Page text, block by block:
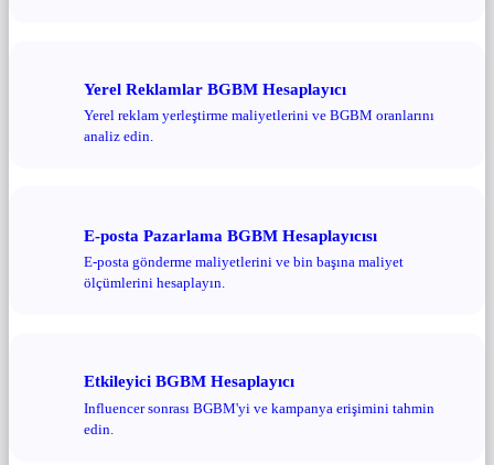
Yerel Reklamlar BGBM Hesaplayıcı
Yerel reklam yerleştirme maliyetlerini ve BGBM oranlarını
analiz edin.
E-posta Pazarlama BGBM Hesaplayıcısı
E-posta gönderme maliyetlerini ve bin başına maliyet
ölçümlerini hesaplayın.
Etkileyici BGBM Hesaplayıcı
Influencer sonrası BGBM'yi ve kampanya erişimini tahmin
edin.